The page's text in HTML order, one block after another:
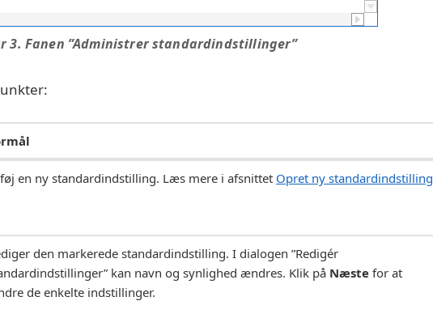
3. Fanen ”Administrer standardindstillinger”
en ny standardindstilling. Læs mere i afsnittet Opret ny standardindstilling
den markerede standardindstilling. I dialogen ”Redigér
kan navn og synlighed ændres. Klik på Næste for at
de enkelte indstillinger.